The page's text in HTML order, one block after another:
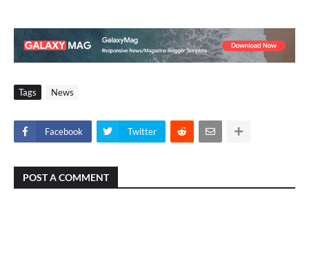
Tags News
Facebook Twitter
POST A COMMENT